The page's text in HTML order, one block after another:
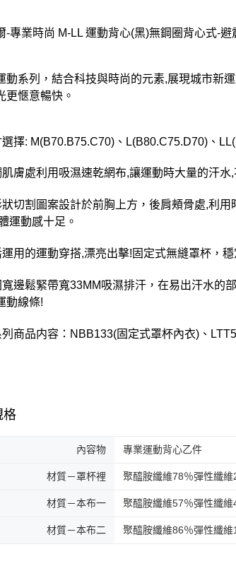
-專業時尚 M-LL 運動背心(黑)無鋼圈背心式-
動系列，結合科技與時尚的元素,展現城市新
更愜意暢快。
擇: M(B70.B75.C70)、L(B80.C75.D70)、
膚處利用吸濕速乾網布,讓運動時大量的汗水,
切割圖案設計於前胸上方，後肩頰骨處,利
運動感十足。
用的運動穿搭,漂亮出擊!固定式無縫罩杯，
邊鬆緊帶寬33MM吸濕排汗，在易出汗水的
動線條!
商品内容：NBB133(固定式罩杯內衣)、
格
內容物 專業運動背心乙件
材質－罩杯裡 聚醯胺纖維78％彈性纖維
材質－本布一 聚醯胺纖維57％彈性纖維
材質－本布二 聚醯胺纖維86％彈性纖維